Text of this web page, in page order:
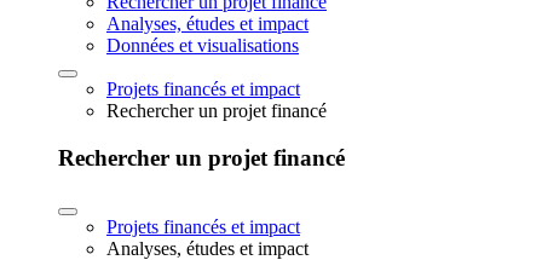
Analyses, études et impact
Données et visualisations
Projets financés et impact
Rechercher un projet financé
Rechercher un projet financé
Projets financés et impact
Analyses, études et impact